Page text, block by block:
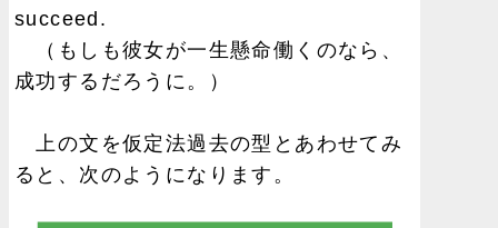
succeed.
（もしも彼女が一生懸命働くのなら、
成功するだろうに。）
上の文を仮定法過去の型とあわせてみ
ると、次のようになります。